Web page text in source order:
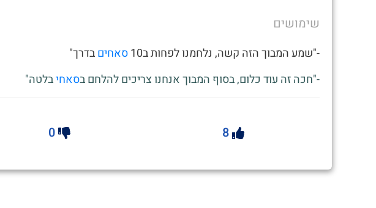
שימושים
-"שמע המבוך הזה קשה, נלחמנו לפחות ב10 סאחיםבדרך"
-"חכה זה עוד כלום, בסוף המבוך אנחנו צריכים להלחם בסאחיבלטה"
8
0